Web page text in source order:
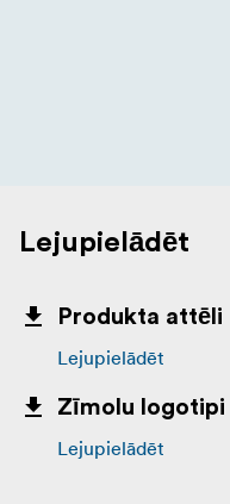
Lejupielādēt
Produkta attēli
Lejupielādēt
Zīmolu logotipi
Lejupielādēt